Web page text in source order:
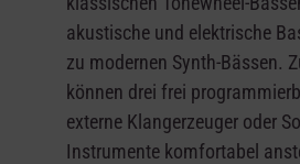
akustische und elektrische
zu modernen Synth-Bässen.
können drei frei
externe Klangerzeuger oder
Instrumente komfortabel